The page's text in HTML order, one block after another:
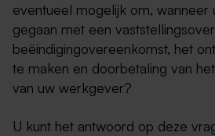
eventueel mogelijk om, wanneer
gegaan met een
beëindigingovereenkomst, het
te maken en doorbetaling van
van uw werkgever?
U kunt het antwoord op deze